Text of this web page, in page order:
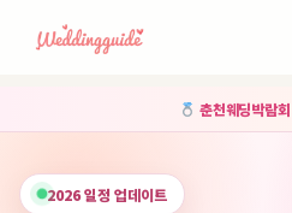
춘천웨딩박람회
2026 일정 업데이트